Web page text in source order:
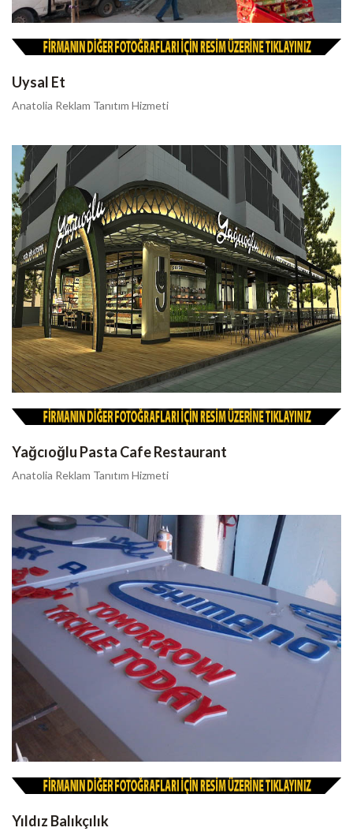
Uysal Et
Anatolia Reklam Tanıtım Hizmeti
Yağcıoğlu Pasta Cafe Restaurant
Anatolia Reklam Tanıtım Hizmeti
Yıldız Balıkçılık